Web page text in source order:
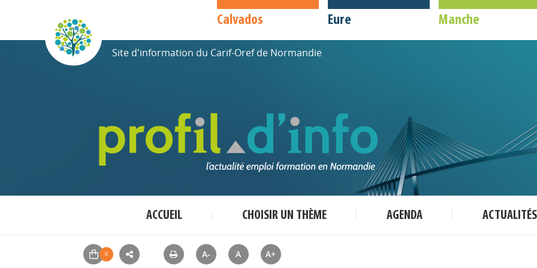
Calvados Eure Manche
Site d'information du Carif-Oref de Normandie
ACCUEIL CHOISIR UN THÈME AGENDA ACTUALITÉS
A- A A+